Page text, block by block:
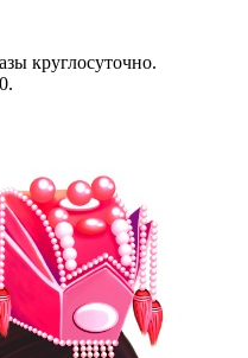
круглосуточно.